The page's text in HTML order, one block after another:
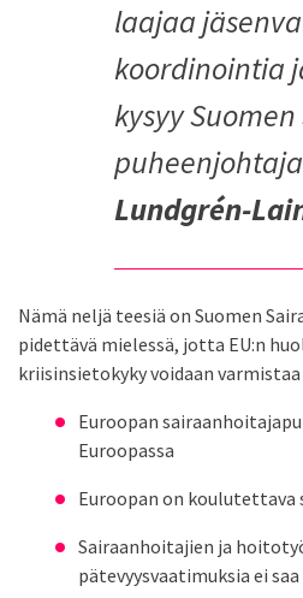
laajaa
koordinointia
kysyy
puheenjohtaja
Lundgrén-
Nämä neljä teesiä on Suomen
pidettävä mielessä, jotta EU:n
kriisinsietokyky voidaan
Euroopan
Euroopassa
Euroopan on koulutettava
Sairaanhoitajien ja
pätevyysvaatimuksia ei